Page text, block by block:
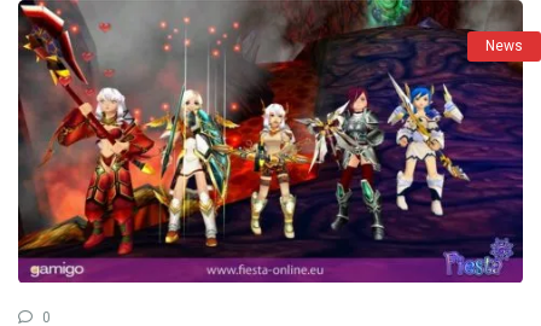
News
0